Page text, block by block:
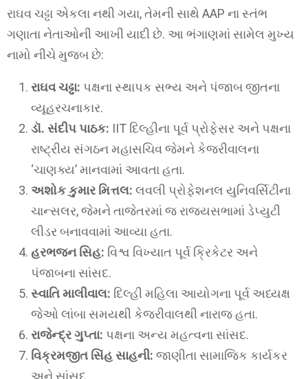
રાઘવ ચઢ્ઢા એકલા નથી ગયા, તેમની સાથે AAP ના સ્તંભ
ગણાતા નેતાઓની આખી યાદી છે. આ ભંગાણમાં સામેલ મુખ્ય
નામો નીચે મુજબ છે:
રાઘવ ચઢ્ઢા: પક્ષના સ્થાપક સભ્ય અને પંજાબ જીતના
વ્યૂહરચનાકાર.
ડૉ. સંદીપ પાઠક: IIT દિલ્હીના પૂર્વ પ્રોફેસર અને પક્ષના
રાષ્ટ્રીય સંગઠન મહાસચિવ જેમને કેજરીવાલના
‘ચાણક્ય’ માનવામાં આવતા હતા.
અશોક કુમાર મિત્તલ: લવલી પ્રોફેશનલ યુનિવર્સિટીના
ચાન્સલર, જેમને તાજેતરમાં જ રાજ્યસભામાં ડેપ્યુટી
લીડર બનાવવામાં આવ્યા હતા.
હરભજન સિહ: વિશ્વ વિખ્યાત પૂર્વ ક્રિકેટર અને
પંજાબના સાંસદ.
સ્વાતિ માલીવાલ: દિલ્હી મહિલા આયોગના પૂર્વ અધ્યક્ષ
જેઓ લાંબા સમયથી કેજરીવાલથી નારાજ હતા.
રાજેન્દ્ર ગુપ્તા: પક્ષના અન્ય મહત્વના સાંસદ.
વિક્રમજીત સિંહ સાહની: જાણીતા સામાજિક કાર્યકર
અને સાંસદ.